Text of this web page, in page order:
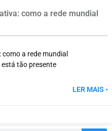
como a rede mundial
a rede mundial
tão presente
LER MAIS •